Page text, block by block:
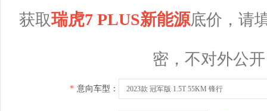
获取瑞虎7 PLUS新能源底价，请
密，不对外公
* 意向车型： 2023款 冠军版 1.5T 55KM 锋行